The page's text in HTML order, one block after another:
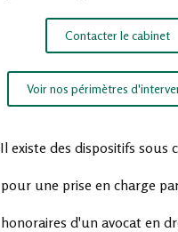
Contacter le cabinet
Voir nos périmètres
Il existe des dispositifs sous
pour une prise en charge
honoraires d'un avocat en